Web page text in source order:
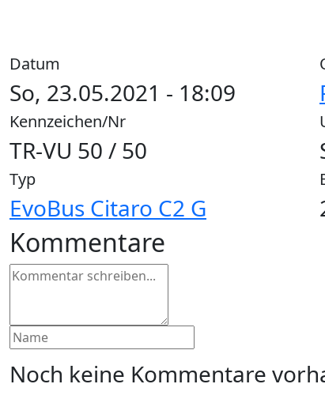
Datum
So, 23.05.2021 - 18:09
Kennzeichen/Nr
TR-VU 50 / 50
Typ
EvoBus Citaro C2 G
Kommentare
Noch keine Kommentare